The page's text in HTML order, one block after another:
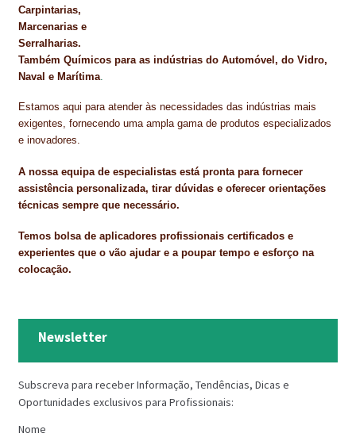
Carpintarias,
Marcenarias e
Serralharias.
Também Químicos para as indústrias do Automóvel, do Vidro,
Naval e Marítima.
Estamos aqui para atender às necessidades das indústrias mais
exigentes, fornecendo uma ampla gama de produtos especializados
e inovadores.
A nossa equipa de especialistas está pronta para fornecer
assistência personalizada, tirar dúvidas e oferecer orientações
técnicas sempre que necessário.
Temos bolsa de aplicadores profissionais certificados e
experientes que o vão ajudar e a poupar tempo e esforço na
colocação.
Newsletter
Subscreva para receber Informação, Tendências, Dicas e
Oportunidades exclusivos para Profissionais:
Nome